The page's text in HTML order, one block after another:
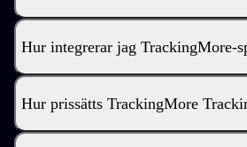
Hur integrerar jag TrackingMore-
Hur prissätts TrackingMore